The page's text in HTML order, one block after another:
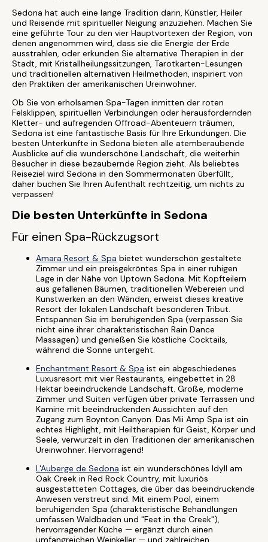
Sedona hat auch eine lange Tradition darin, Künstler, Heiler
und Reisende mit spiritueller Neigung anzuziehen. Machen Sie
eine geführte Tour zu den vier Hauptvortexen der Region, von
denen angenommen wird, dass sie die Energie der Erde
ausstrahlen, oder erkunden Sie alternative Therapien in der
Stadt, mit Kristallheilungssitzungen, Tarotkarten-Lesungen
und traditionellen alternativen Heilmethoden, inspiriert von
den Praktiken der amerikanischen Ureinwohner.
Ob Sie von erholsamen Spa-Tagen inmitten der roten
Felsklippen, spirituellen Verbindungen oder herausfordernden
Kletter- und aufregenden Offroad-Abenteuern träumen,
Sedona ist eine fantastische Basis für Ihre Erkundungen. Die
besten Unterkünfte in Sedona bieten alle atemberaubende
Ausblicke auf die wunderschöne Landschaft, die weiterhin
Besucher in diese bezaubernde Region zieht. Als beliebtes
Reiseziel wird Sedona in den Sommermonaten überfüllt,
daher buchen Sie Ihren Aufenthalt rechtzeitig, um nichts zu
verpassen!
Die besten Unterkünfte in Sedona
Für einen Spa-Rückzugsort
Amara Resort & Spa bietet wunderschön gestaltete
Zimmer und ein preisgekröntes Spa in einer ruhigen
Lage in der Nähe von Uptown Sedona. Mit Kopfteilern
aus gefallenen Bäumen, traditionellen Webereien und
Kunstwerken an den Wänden, erweist dieses kreative
Resort der lokalen Landschaft besonderen Tribut.
Entspannen Sie im beruhigenden Spa (verpassen Sie
nicht eine ihrer charakteristischen Rain Dance
Massagen) und genießen Sie köstliche Cocktails,
während die Sonne untergeht.
Enchantment Resort & Spa ist ein abgeschiedenes
Luxusresort mit vier Restaurants, eingebettet in 28
Hektar beeindruckende Landschaft. Große, moderne
Zimmer und Suiten verfügen über private Terrassen und
Kamine mit beeindruckenden Aussichten auf den
Zugang zum Boynton Canyon. Das Mii Amp Spa ist ein
echtes Highlight, mit Heiltherapien für Geist, Körper und
Seele, verwurzelt in den Traditionen der amerikanischen
Ureinwohner. Hervorragend!
L'Auberge de Sedona ist ein wunderschönes Idyll am
Oak Creek in Red Rock Country, mit luxuriös
ausgestatteten Cottages, die über das beeindruckende
Anwesen verstreut sind. Mit einem Pool, einem
beruhigenden Spa (charakteristische Behandlungen
umfassen Waldbaden und "Feet in the Creek"),
hervorragender Küche — ergänzt durch einen
umfangreichen Weinkeller — und zahlreichen